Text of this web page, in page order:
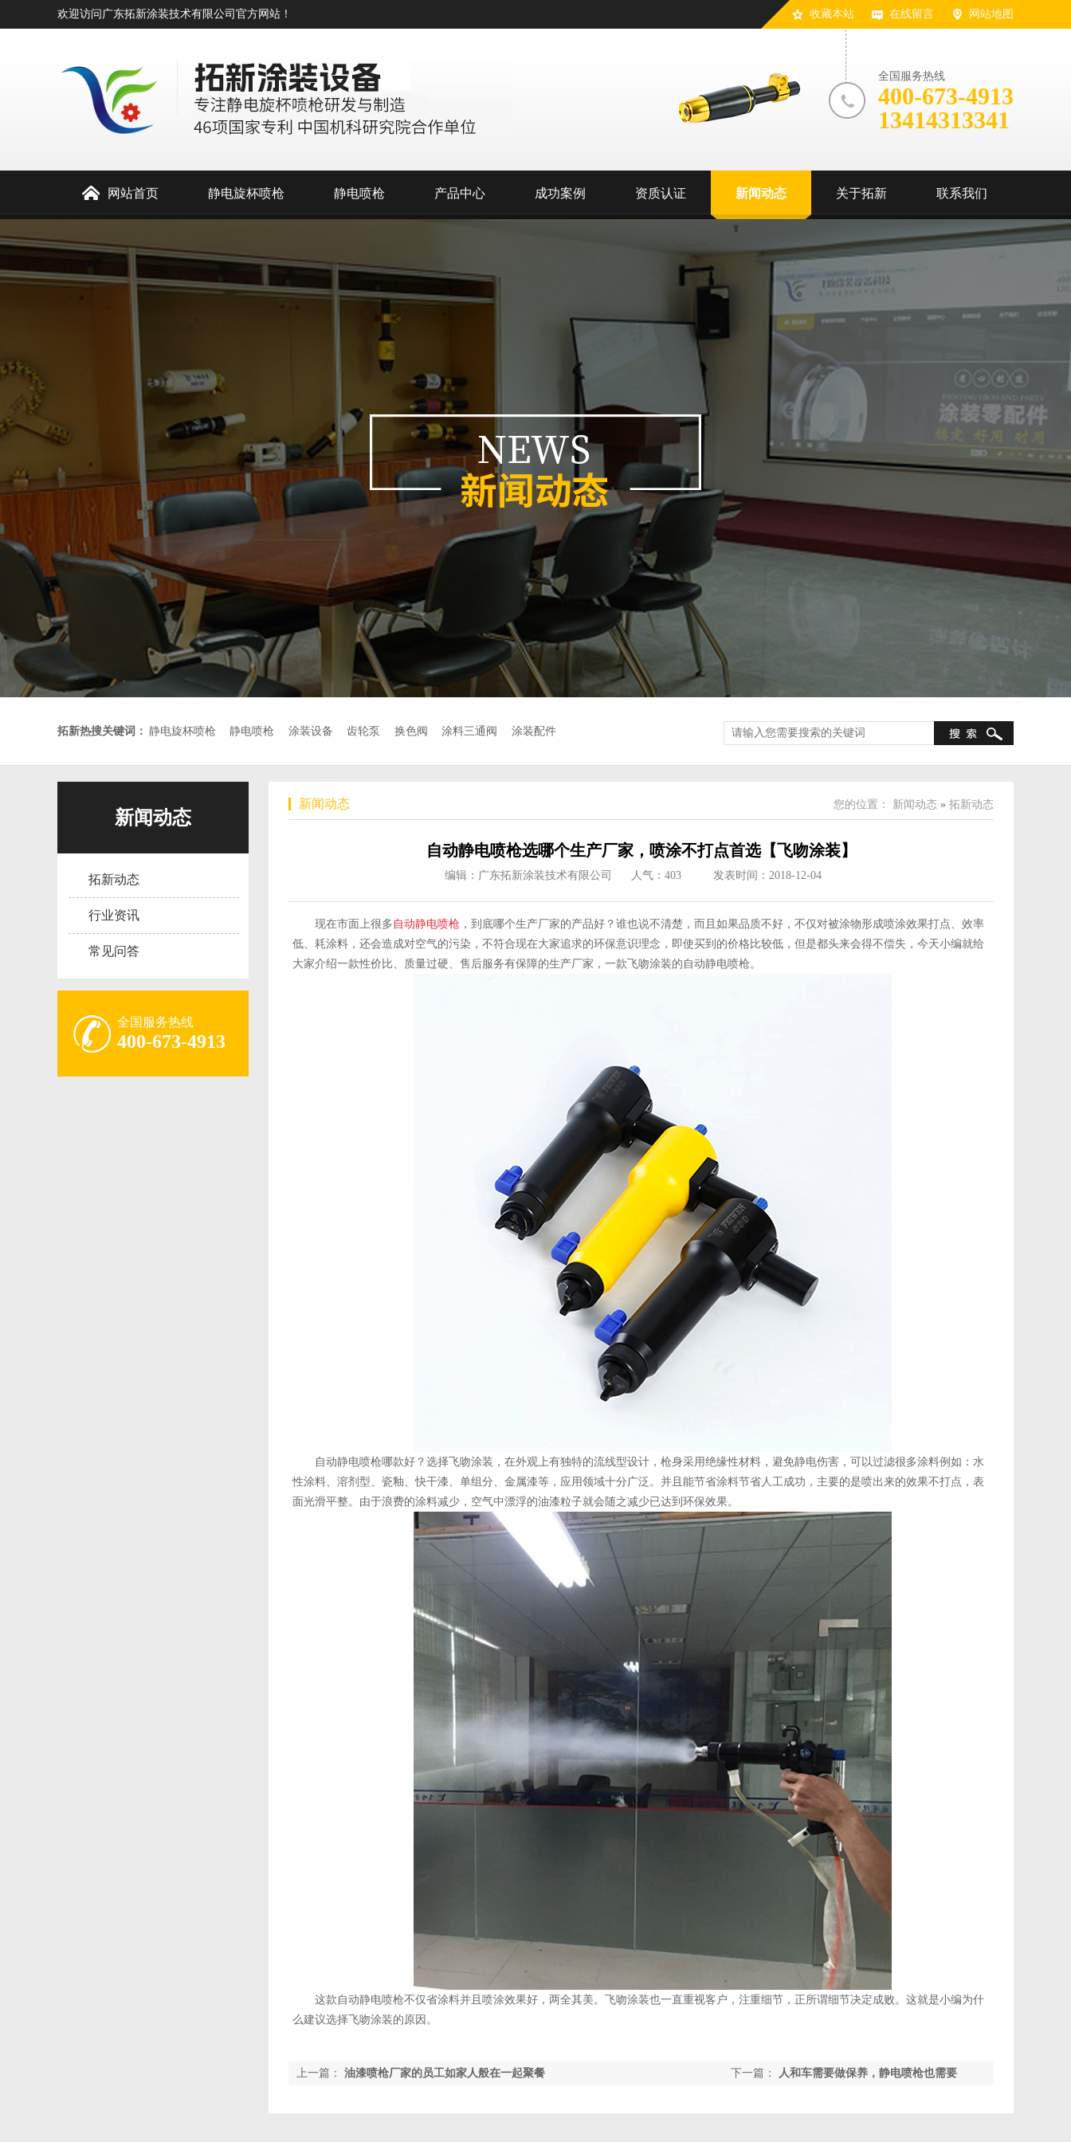
收藏本站 在线留言 网站地图
欢迎访问广东拓新涂装技术有限公司官方网站！
全国服务热线
400-673-4913
13414313341
网站首页 静电旋杯喷枪 静电喷枪 产品中心 成功案例 资质认证 新闻动态 关于拓新 联系我们
拓新热搜关键词： 静电旋杯喷枪 静电喷枪 涂装设备 齿轮泵 换色阀 涂料三通阀 涂装配件
新闻动态
拓新动态
行业资讯
常见问答
全国服务热线
400-673-4913
新闻动态 您的位置： 新闻动态 » 拓新动态
自动静电喷枪选哪个生产厂家，喷涂不打点首选【飞吻涂装】
编辑：广东拓新涂装技术有限公司 人气： 403 发表时间：2018-12-04
现在市面上很多 自动静电喷枪 ，到底哪个生产厂家的产品好？谁也说不清楚，而且如果品质不好，不仅对被涂物形成喷涂效果打点、效率
低、耗涂料，还会造成对空气的污染，不符合现在大家追求的环保意识理念，即使买到的价格比较低，但是都头来会得不偿失，今天小编就给
大家介绍一款性价比、质量过硬、售后服务有保障的生产厂家，一款飞吻涂装的自动静电喷枪。
自动静电喷枪哪款好？选择飞吻涂装，在外观上有独特的流线型设计，枪身采用绝缘性材料，避免静电伤害，可以过滤很多涂料例如：水
性涂料、溶剂型、瓷釉、快干漆、单组分、金属漆等，应用领域十分广泛。并且能节省涂料节省人工成功，主要的是喷出来的效果不打点，表
面光滑平整。由于浪费的涂料减少，空气中漂浮的油漆粒子就会随之减少已达到环保效果。
这款自动静电喷枪不仅省涂料并且喷涂效果好，两全其美。飞吻涂装也一直重视客户，注重细节，正所谓细节决定成败。这就是小编为什
么建议选择飞吻涂装的原因。
下一篇： 人和车需要做保养，静电喷枪也需要
上一篇： 油漆喷枪厂家的员工如家人般在一起聚餐